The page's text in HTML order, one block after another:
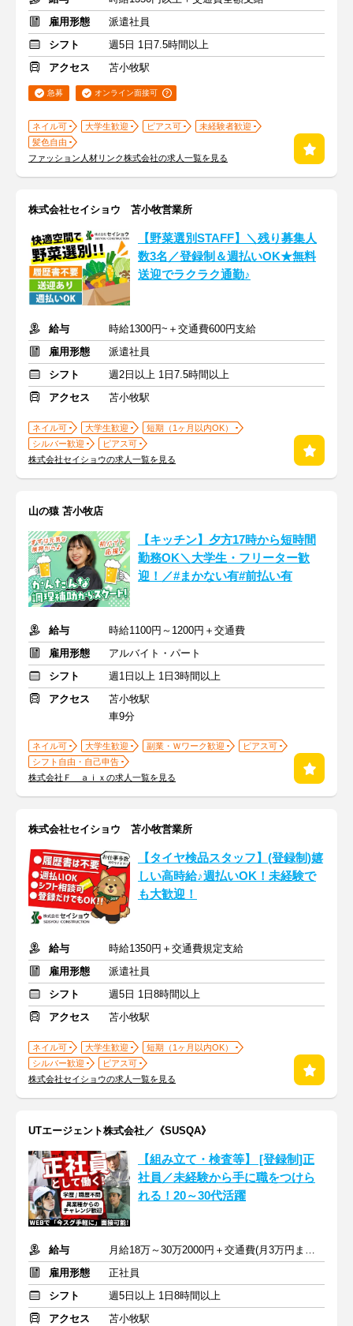
雇用形態
派遣社員
シフト
週5日 1日7.5時間以上
アクセス
苫小牧駅
急募 オンライン面接可
ネイル可 大学生歓迎 ピアス可
未経験者歓迎
髪色自由
ファッション人材リンク株式会社の求人一覧を見る
株式会社セイショウ 苫小牧営業所
【野菜選別STAFF】＼残り募集人
数3名／登録制＆週払いOK★無料
送迎でラクラク通勤♪
給与
時給1300円~＋交通費600円支給
雇用形態
派遣社員
シフト
週2日以上 1日7.5時間以上
アクセス
苫小牧駅
ネイル可 大学生歓迎
短期（1ヶ月以内OK）
シルバー歓迎
ピアス可
株式会社セイショウの求人一覧を見る
山の猿 苫小牧店
【キッチン】夕方17時から短時間
勤務OK＼大学生・フリーター歓
迎！／#まかない有#前払い有
給与
時給1100円～1200円＋交通費
雇用形態
アルバイト・パート
シフト
週1日以上 1日3時間以上
アクセス
苫小牧駅
車9分
ネイル可 大学生歓迎 副業・Ｗワーク歓迎
ピアス可
シフト自由・自己申告
株式会社Ｆ ａｉｘの求人一覧を見る
株式会社セイショウ 苫小牧営業所
【タイヤ検品スタッフ】(登録制)嬉
しい高時給♪週払いOK！未経験で
も大歓迎！
給与
時給1350円＋交通費規定支給
雇用形態
派遣社員
シフト
週5日 1日8時間以上
アクセス
苫小牧駅
ネイル可 大学生歓迎
短期（1ヶ月以内OK）
シルバー歓迎
ピアス可
株式会社セイショウの求人一覧を見る
UTエージェント株式会社／《SUSQA》
【組み立て・検査等】 [登録制]正
社員／未経験から手に職をつけら
れる！20～30代活躍
給与
月給18万～30万2000円＋交通費(月3万円まで※規定あり)
雇用形態
正社員
シフト
週5日以上 1日8時間以上
アクセス
苫小牧駅